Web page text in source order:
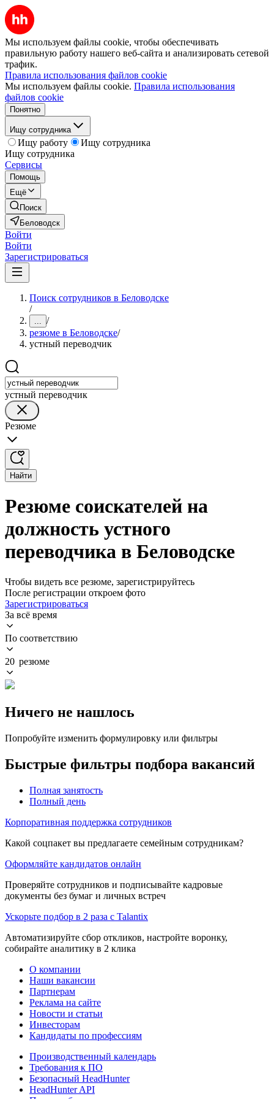
Мы используем файлы cookie, чтобы обеспечивать
правильную работу нашего веб-сайта и анализировать сетевой
трафик.
Правила использования файлов cookie
Мы используем файлы cookie. Правила использования
файлов cookie
Понятно
Ищу сотрудника
Ищу работу
Ищу сотрудника
Ищу сотрудника
Сервисы
Помощь
Ещё
Поиск
Беловодск
Войти
Войти
Зарегистрироваться
Поиск сотрудников в Беловодске
/
... /
резюме в Беловодске/
устный переводчик
устный переводчик
Резюме
Найти
Резюме соискателей на
должность устного
переводчика в Беловодске
Чтобы видеть все резюме, зарегистрируйтесь
После регистрации откроем фото
Зарегистрироваться
За всё время
По соответствию
20 резюме
Ничего не нашлось
Попробуйте изменить формулировку или фильтры
Быстрые фильтры подбора вакансий
Полная занятость
Полный день
Корпоративная поддержка сотрудников
Какой соцпакет вы предлагаете семейным сотрудникам?
Оформляйте кандидатов онлайн
Проверяйте сотрудников и подписывайте кадровые
документы без бумаг и личных встреч
Ускорьте подбор в 2 раза с Talantix
Автоматизируйте сбор откликов, настройте воронку,
собирайте аналитику в 2 клика
О компании
Наши вакансии
Партнерам
Реклама на сайте
Новости и статьи
Инвесторам
Кандидаты по профессиям
Производственный календарь
Требования к ПО
Безопасный HeadHunter
HeadHunter API